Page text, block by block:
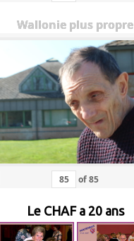
Wallonie plus propre
of85
Le CHAF a 20 ans